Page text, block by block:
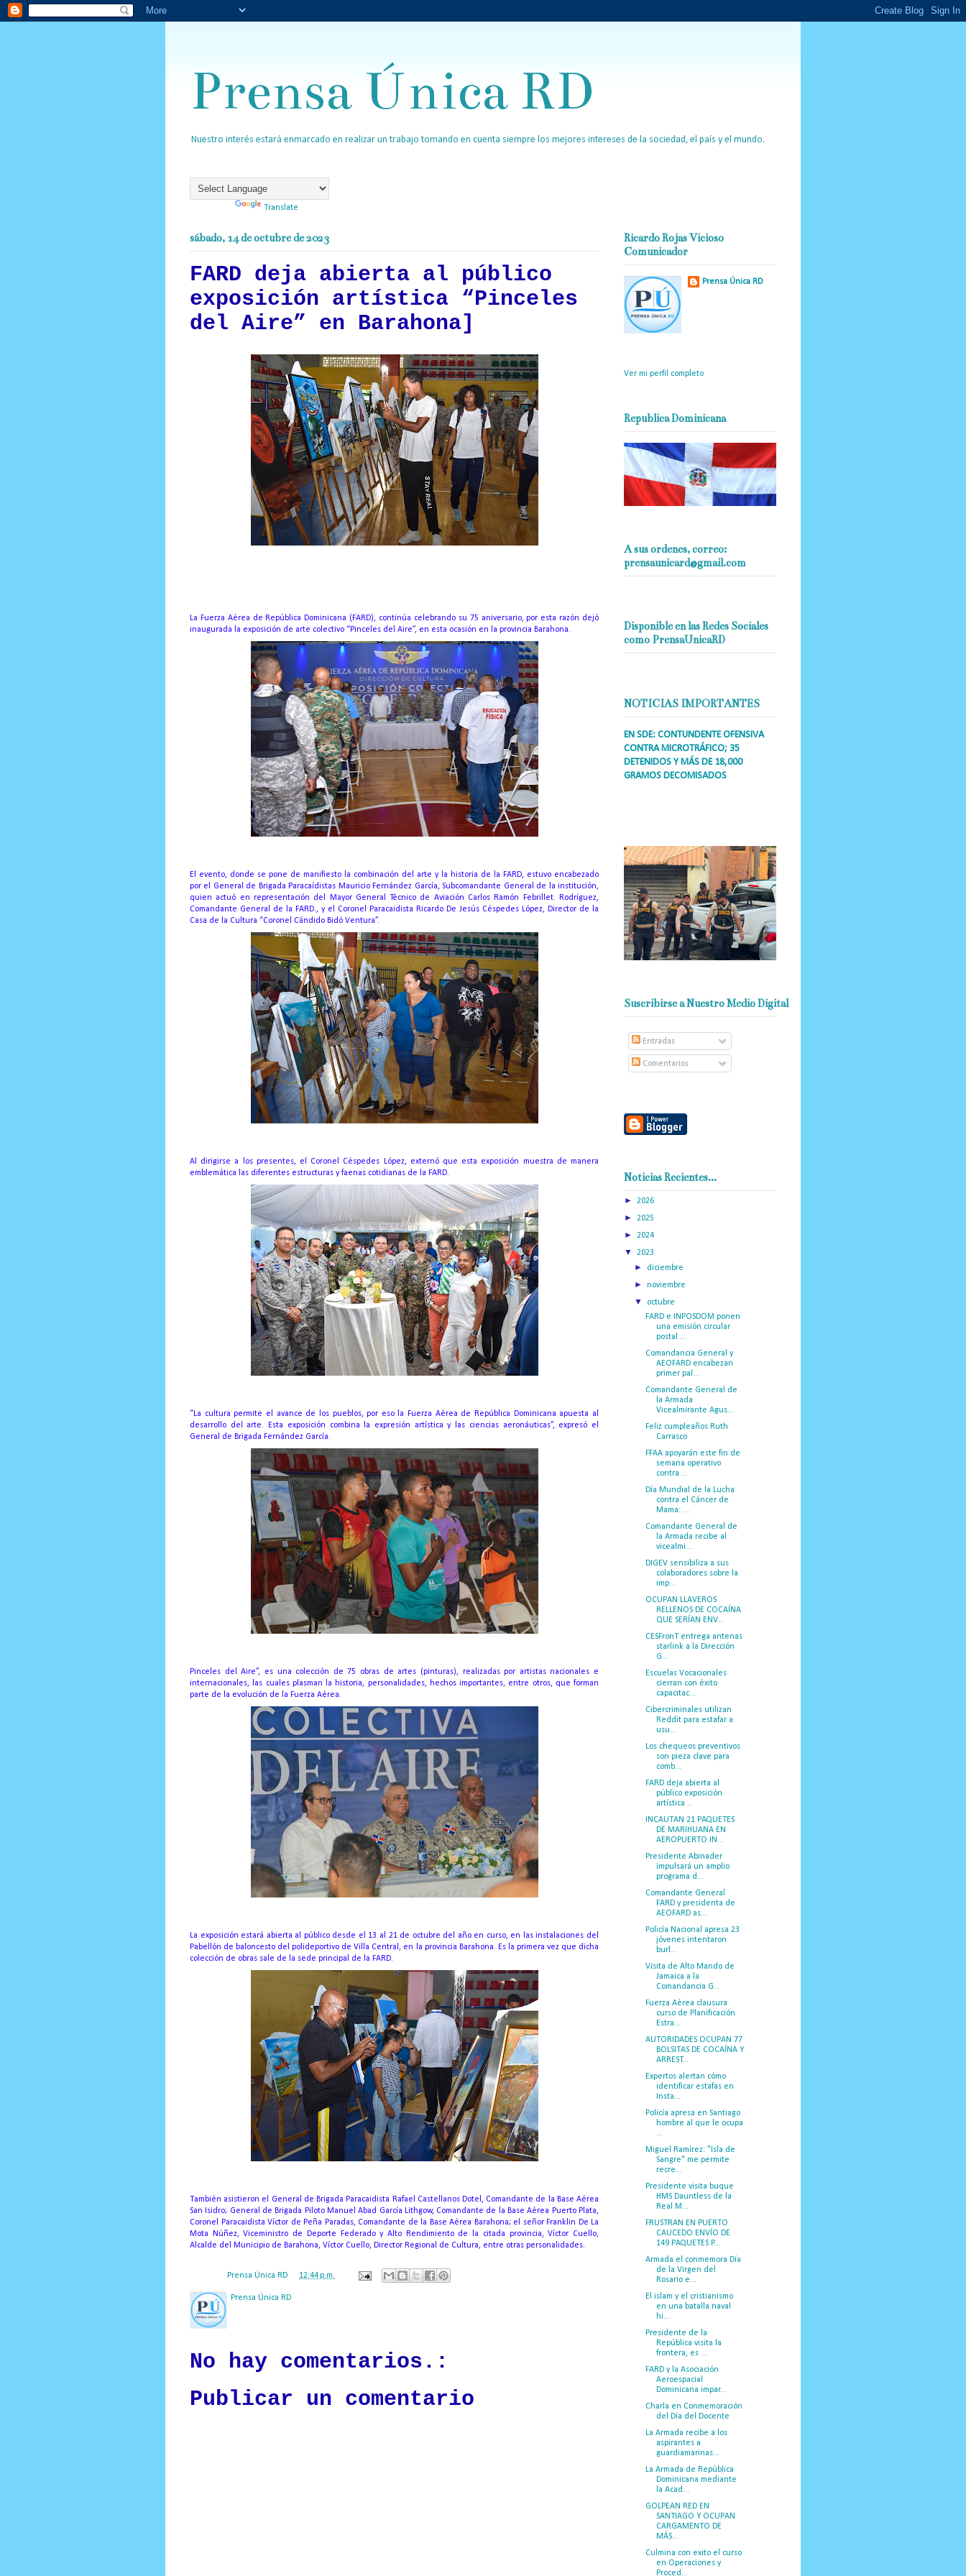
Prensa Única RD
Nuestro interés estará enmarcado en realizar un trabajo tomando en cuenta siempre los mejores intereses de la sociedad, el país y el mundo.
Translate
sábado, 14 de octubre de 2023
FARD deja abierta al público
exposición artística “Pinceles
del Aire” en Barahona]
La Fuerza Aérea de República Dominicana (FARD), continúa celebrando su 75 aniversario, por esta razón dejó
inaugurada la exposición de arte colectivo “Pinceles del Aire”, en esta ocasión en la provincia Barahona.
El evento, donde se pone de manifiesto la combinación del arte y la historia de la FARD, estuvo encabezado
por el General de Brigada Paracaídistas Mauricio Fernández García, Subcomandante General de la institución,
quien actuó en representación del Mayor General Técnico de Aviación Carlos Ramón Febrillet. Rodríguez,
Comandante General de la FARD., y el Coronel Paracaidista Ricardo De Jesús Céspedes López, Director de la
Casa de la Cultura “Coronel Cándido Bidó Ventura”.
Al dirigirse a los presentes, el Coronel Céspedes López, externó que esta exposición muestra de manera
emblemática las diferentes estructuras y faenas cotidianas de la FARD.
“La cultura permite el avance de los pueblos, por eso la Fuerza Aérea de República Dominicana apuesta al
desarrollo del arte.
Esta exposición combina la expresión artística y las ciencias aeronáuticas”, expresó el
General de Brigada Fernández García.
Pinceles del Aire”, es una colección de 75 obras de artes (pinturas), realizadas por artistas nacionales e
internacionales, las cuales plasman la historia, personalidades, hechos importantes, entre otros, que forman
parte de la evolución de la Fuerza Aérea.
La exposición estará abierta al público desde el 13 al 21 de octubre del año en curso, en las instalaciones del
Pabellón de baloncesto del polideportivo de Villa Central, en la provincia Barahona. Es la primera vez que dicha
colección de obras sale de la sede principal de la FARD.
También asistieron el General de Brigada Paracaidista Rafael Castellanos Dotel, Comandante de la Base Aérea
San Isidro; General de Brigada Piloto Manuel Abad García Lithgow, Comandante de la Base Aérea Puerto Plata,
Coronel Paracaidista Víctor de Peña Paradas, Comandante de la Base Aérea Barahona; el señor Franklin De La
Mota Núñez, Viceministro de Deporte Federado y Alto Rendimiento de la citada provincia, Víctor Cuello,
Alcalde del Municipio de Barahona, Víctor Cuello, Director Regional de Cultura, entre otras personalidades.
Prensa Única RD 12:44 p.m.
Prensa Única RD
No hay comentarios.:
Publicar un comentario
Ricardo Rojas Vicioso
Comunicador
Prensa Única RD
Ver mi perfil completo
Republica Dominicana
A sus ordenes, correo:
prensaunicard@gmail.com
Disponible en las Redes Sociales
como PrensaUnicaRD
NOTICIAS IMPORTANTES
EN SDE: CONTUNDENTE OFENSIVA
CONTRA MICROTRÁFICO; 35
DETENIDOS Y MÁS DE 18,000
GRAMOS DECOMISADOS
Suscribirse a Nuestro Medio Digital
Entradas
Comentarios
Noticias Recientes...
► 2026
► 2025
► 2024
▼ 2023
► diciembre
►noviembre
▼ octubre
FARD e INPOSDOM ponen
una emisión circular
postal ...
Comandancia General y
AEOFARD encabezan
primer pal...
Comandante General de
la Armada
Vicealmirante Agus...
Feliz cumpleaños Ruth
Carrasco
FFAA apoyarán este fin de
semana operativo
contra ...
Día Mundial de la Lucha
contra el Cáncer de
Mama: ...
Comandante General de
la Armada recibe al
vicealmi...
DIGEV sensibiliza a sus
colaboradores sobre la
imp...
OCUPAN LLAVEROS
RELLENOS DE COCAÍNA
QUE SERÍAN ENV...
CESFronT entrega antenas
starlink a la Dirección
G...
Escuelas Vocacionales
cierran con éxito
capacitac...
Cibercriminales utilizan
Reddit para estafar a
usu...
Los chequeos preventivos
son pieza clave para
comb...
FARD deja abierta al
público exposición
artística ...
INCAUTAN 21 PAQUETES
DE MARIHUANA EN
AEROPUERTO IN...
Presidente Abinader
impulsará un amplio
programa d...
Comandante General
FARD y presidenta de
AEOFARD as...
Policía Nacional apresa 23
jóvenes intentaron
burl...
Visita de Alto Mando de
Jamaica a la
Comandancia G...
Fuerza Aérea clausura
curso de Planificación
Estra...
AUTORIDADES OCUPAN 77
BOLSITAS DE COCAÍNA Y
ARREST...
Expertos alertan cómo
identificar estafas en
Insta...
Policía apresa en Santiago
hombre al que le ocupa
...
Miguel Ramírez: "Isla de
Sangre" me permite
recre...
Presidente visita buque
HMS Dauntless de la
Real M...
FRUSTRAN EN PUERTO
CAUCEDO ENVÍO DE
149 PAQUETES P...
Armada el conmemora Día
de la Virgen del
Rosario e...
El islam y el cristianismo
en una batalla naval
hi...
Presidente de la
República visita la
frontera, es ...
FARD y la Asociación
Aeroespacial
Dominicana impar...
Charla en Conmemoración
del Día del Docente
La Armada recibe a los
aspirantes a
guardiamarinas...
La Armada de República
Dominicana mediante
la Acad...
GOLPEAN RED EN
SANTIAGO Y OCUPAN
CARGAMENTO DE
MÁS...
Culmina con exito el curso
en Operaciones y
Proced...